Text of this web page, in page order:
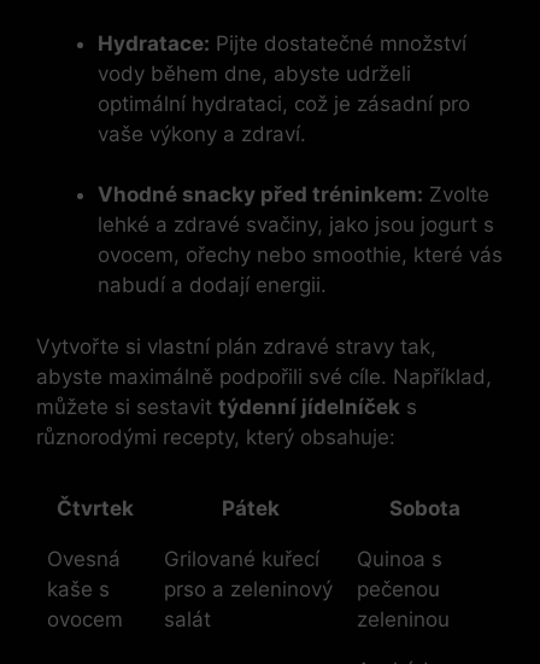
Hydratace: Pijte dostatečné množství
vody během dne, abyste udrželi
optimální hydrataci, což je zásadní pro
vaše výkony a zdraví.
Vhodné snacky před tréninkem: Zvolte
lehké a zdravé svačiny, jako jsou jogurt s
ovocem, ořechy nebo smoothie, které vás
nabudí a dodají energii.
Vytvořte si vlastní plán zdravé stravy tak,
abyste maximálně podpořili své cíle. Například,
můžete si sestavit týdenní jídelníček s
různorodými recepty, který obsahuje:
Čtvrtek Pátek Sobota
Ovesná
kaše s
ovocem
Grilované kuřecí
prso a zeleninový
salát
Quinoa s
pečenou
zeleninou